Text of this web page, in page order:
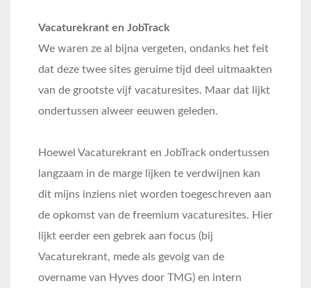
Vacaturekrant en JobTrack
We waren ze al bijna vergeten, ondanks het feit
dat deze twee sites geruime tijd deel uitmaakten
van de grootste vijf vacaturesites. Maar dat lijkt
ondertussen alweer eeuwen geleden.
Hoewel Vacaturekrant en JobTrack ondertussen
langzaam in de marge lijken te verdwijnen kan
dit mijns inziens niet worden toegeschreven aan
de opkomst van de freemium vacaturesites. Hier
lijkt eerder een gebrek aan focus (bij
Vacaturekrant, mede als gevolg van de
overname van Hyves door TMG) en intern